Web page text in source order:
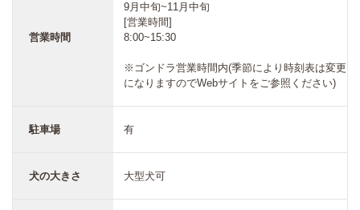
営業時間
9月中旬~11月中旬
[営業時間]
8:00~15:30
※ゴンドラ営業時間内(季節により時刻表は変更
になりますのでWebサイトをご参照ください)
駐車場 有
犬の大きさ 大型犬可